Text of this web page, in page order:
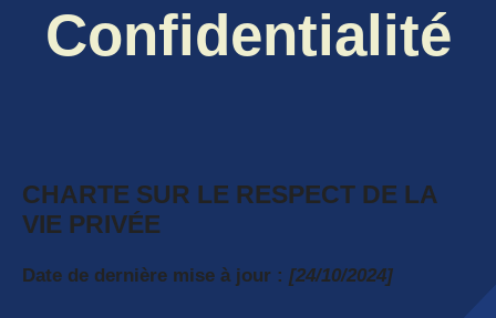
Confidentialité
CHARTE SUR LE RESPECT DE LA
VIE PRIVÉE
Date de dernière mise à jour : [24/10/2024]